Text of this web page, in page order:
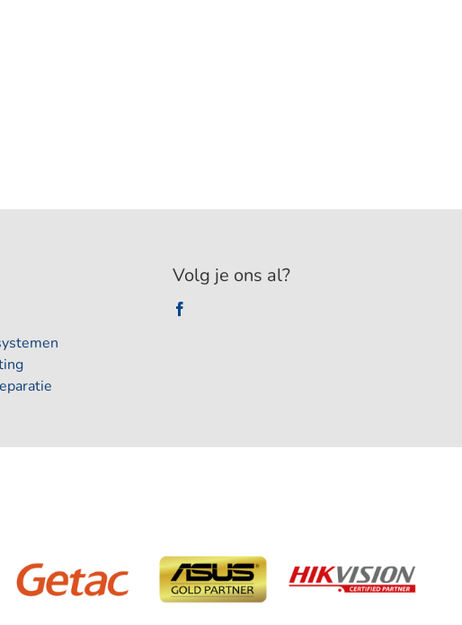
Volg je ons al?